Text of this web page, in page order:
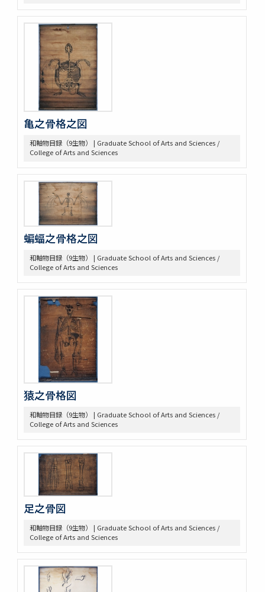
亀之骨格之図
和軸物目録（9生物） | Graduate School of Arts and Sciences /
College of Arts and Sciences
蝙蝠之骨格之図
和軸物目録（9生物） | Graduate School of Arts and Sciences /
College of Arts and Sciences
猿之骨格図
和軸物目録（9生物） | Graduate School of Arts and Sciences /
College of Arts and Sciences
足之骨図
和軸物目録（9生物） | Graduate School of Arts and Sciences /
College of Arts and Sciences